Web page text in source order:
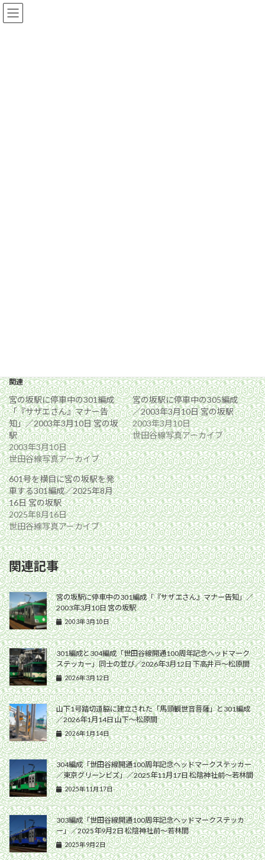
コ
ン
ナ
ビ
関連
宮の坂駅に停車中の301編成
「『サザエさん』マナー告
知」／2003年3月10日 宮の坂
駅
2003年3月10日
世田谷線写真アーカイブ
宮の坂駅に停車中の305編成
／2003年3月10日 宮の坂駅
2003年3月10日
世田谷線写真アーカイブ
601号を横目に宮の坂駅を発
車する301編成／2025年8月
16日 宮の坂駅
2025年8月16日
世田谷線写真アーカイブ
関連記事
宮の坂駅に停車中の301編成「『サザエさん』マナー告知」／
2003年3月10日 宮の坂駅
2003年3月10日
301編成と304編成「世田谷線開通100周年記念ヘッドマーク
ステッカー」同士の並び／2026年3月12日 下高井戸〜松原間
2026年3月12日
山下1号踏切道脇に建立された「馬頭観世音菩薩」と301編成
／2026年1月14日 山下〜松原間
2026年1月14日
304編成「世田谷線開通100周年記念ヘッドマークステッカー
／東京グリーンビズ」／2025年11月17日 松陰神社前〜若林間
2025年11月17日
303編成「世田谷線開通100周年記念ヘッドマークステッカ
ー」／2025年9月2日 松陰神社前〜若林間
2025年9月2日